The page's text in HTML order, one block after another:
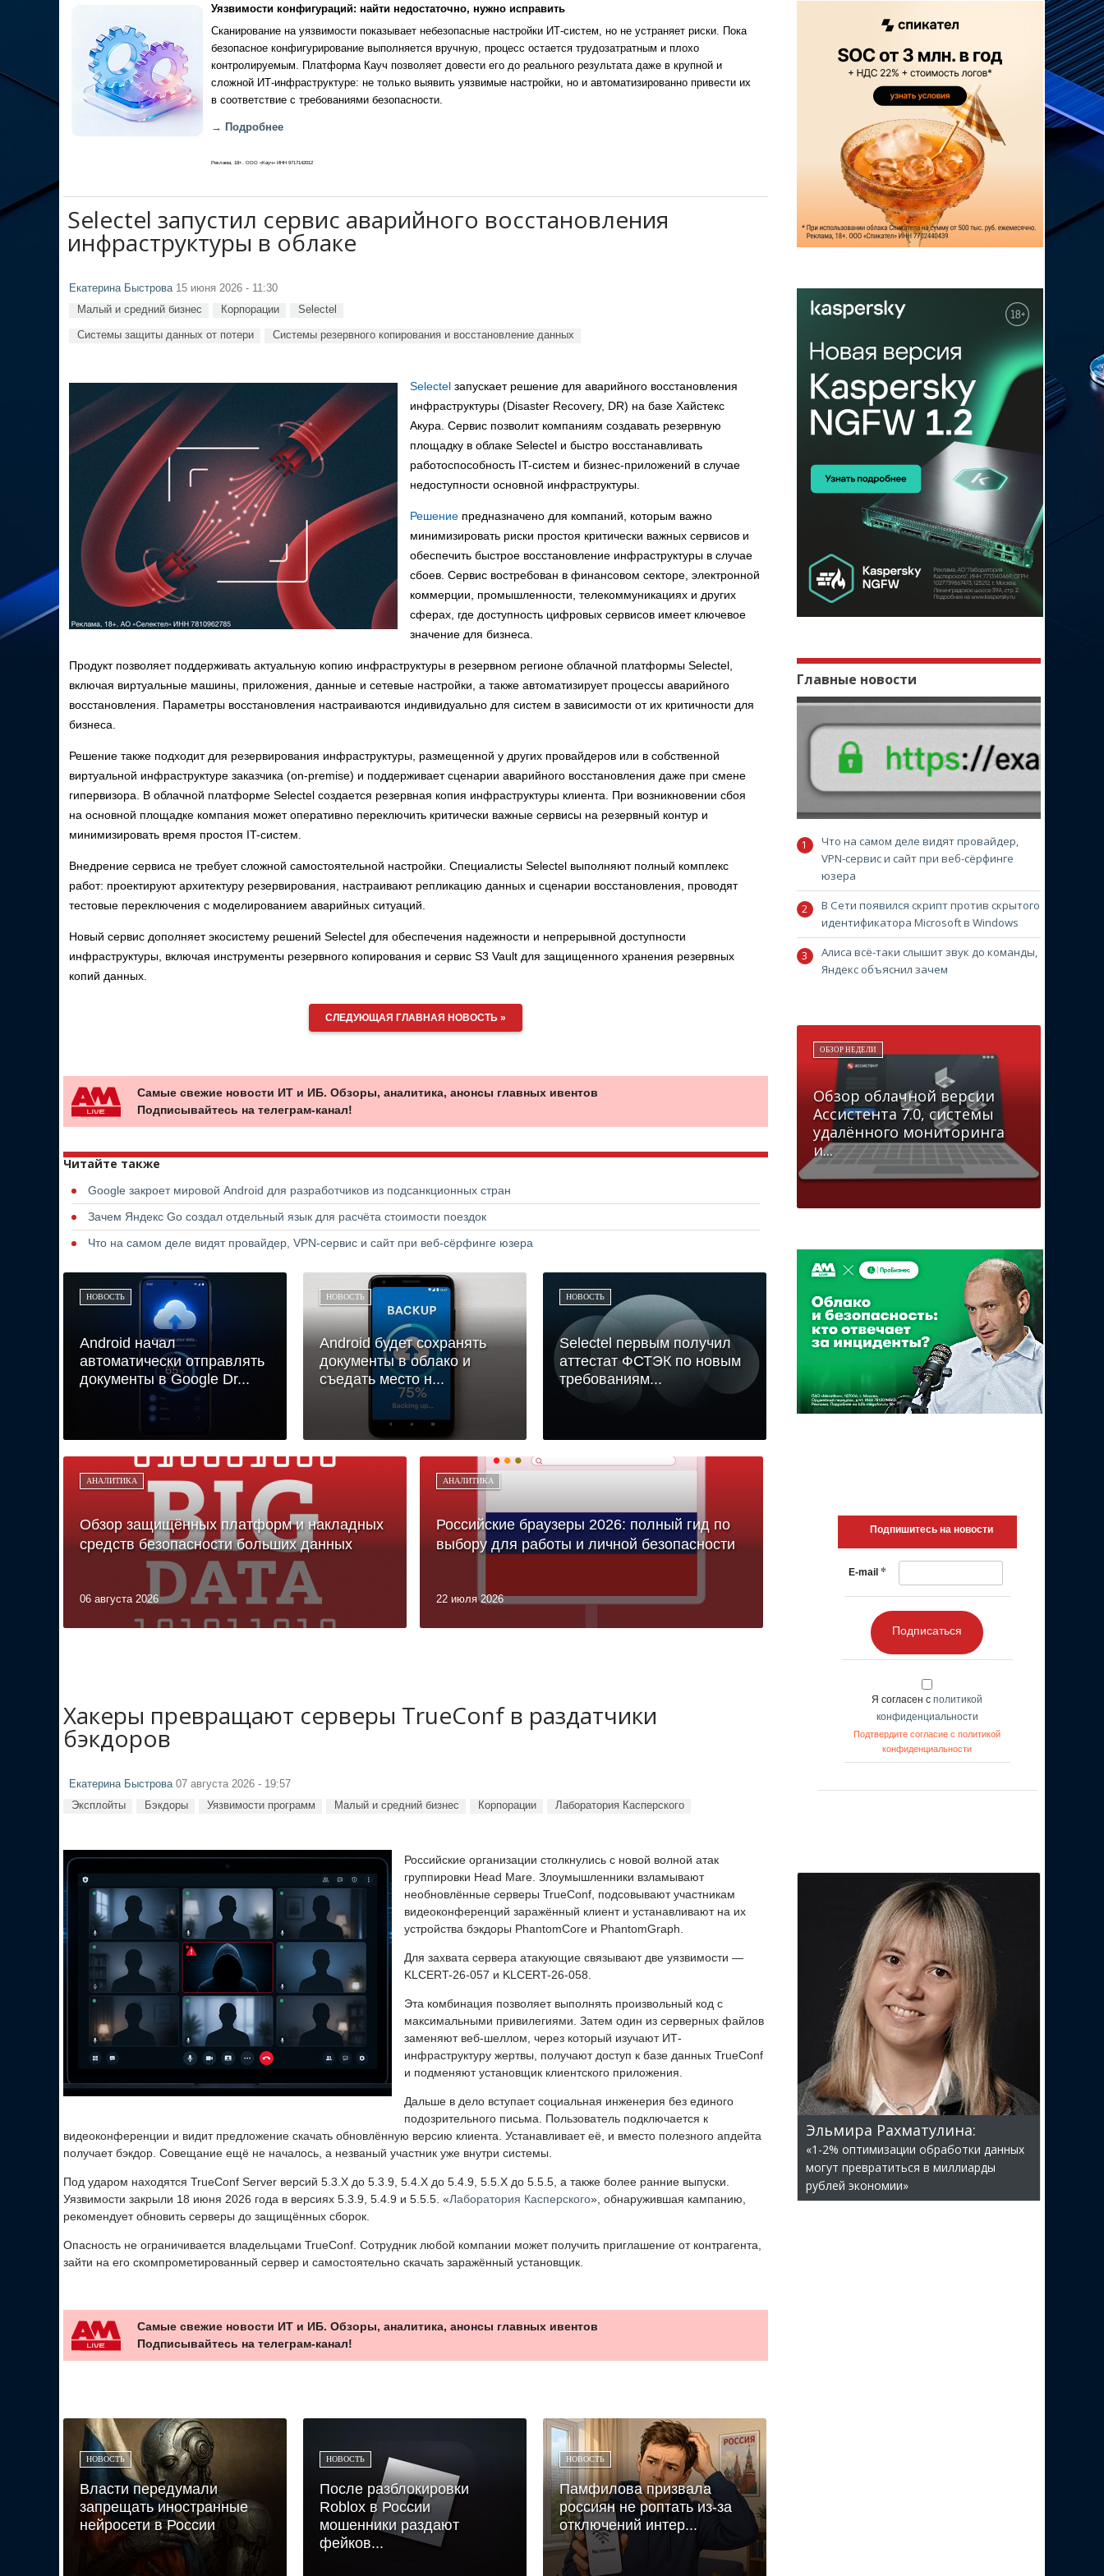
Уязвимости конфигураций: найти недостаточно, нужно исправить
Сканирование на уязвимости показывает небезопасные настройки ИТ-систем, но не устраняет риски. Пока
безопасное конфигурирование выполняется вручную, процесс остается трудозатратным и плохо
контролируемым. Платформа Кауч позволяет довести его до реального результата даже в крупной и
сложной ИТ-инфраструктуре: не только выявить уязвимые настройки, но и автоматизированно привести их
в соответствие с требованиями безопасности.
→ Подробнее
Реклама, 18+. ООО «Кауч» ИНН 9717142012
Selectel запустил сервис аварийного восстановления
инфраструктуры в облаке
Екатерина Быстрова15 июня 2026 - 11:30
Малый и средний бизнес Корпорации Selectel
Системы защиты данных от потери Системы резервного копирования и восстановление данных
Selectel запускает решение для аварийного восстановления
инфраструктуры (Disaster Recovery, DR) на базе Хайстекс
Акура. Сервис позволит компаниям создавать резервную
площадку в облаке Selectel и быстро восстанавливать
работоспособность IT-систем и бизнес-приложений в случае
недоступности основной инфраструктуры.
Решение предназначено для компаний, которым важно
минимизировать риски простоя критически важных сервисов и
обеспечить быстрое восстановление инфраструктуры в случае
сбоев. Сервис востребован в финансовом секторе, электронной
коммерции, промышленности, телекоммуникациях и других
сферах, где доступность цифровых сервисов имеет ключевое
значение для бизнеса.
Продукт позволяет поддерживать актуальную копию инфраструктуры в резервном регионе облачной платформы Selectel,
включая виртуальные машины, приложения, данные и сетевые настройки, а также автоматизирует процессы аварийного
восстановления. Параметры восстановления настраиваются индивидуально для систем в зависимости от их критичности для
бизнеса.
Решение также подходит для резервирования инфраструктуры, размещенной у других провайдеров или в собственной
виртуальной инфраструктуре заказчика (on-premise) и поддерживает сценарии аварийного восстановления даже при смене
гипервизора. В облачной платформе Selectel создается резервная копия инфраструктуры клиента. При возникновении сбоя
на основной площадке компания может оперативно переключить критически важные сервисы на резервный контур и
минимизировать время простоя IT-систем.
Внедрение сервиса не требует сложной самостоятельной настройки. Специалисты Selectel выполняют полный комплекс
работ: проектируют архитектуру резервирования, настраивают репликацию данных и сценарии восстановления, проводят
тестовые переключения с моделированием аварийных ситуаций.
Новый сервис дополняет экосистему решений Selectel для обеспечения надежности и непрерывной доступности
инфраструктуры, включая инструменты резервного копирования и сервис S3 Vault для защищенного хранения резервных
копий данных.
СЛЕДУЮЩАЯ ГЛАВНАЯ НОВОСТЬ »
Самые свежие новости ИТ и ИБ. Обзоры, аналитика, анонсы главных ивентов
Подписывайтесь на телеграм-канал!
Читайте также
Google закроет мировой Android для разработчиков из подсанкционных стран
Зачем Яндекс Go создал отдельный язык для расчёта стоимости поездок
Что на самом деле видят провайдер, VPN-сервис и сайт при веб-сёрфинге юзера
НОВОСТЬ
Android начал
автоматически отправлять
документы в Google Dr...
НОВОСТЬ
Android будет сохранять
документы в облако и
съедать место н...
НОВОСТЬ
Selectel первым получил
аттестат ФСТЭК по новым
требованиям...
АНАЛИТИКА
Обзор защищённых платформ и накладных
средств безопасности больших данных
06 августа 2026
АНАЛИТИКА
Российские браузеры 2026: полный гид по
выбору для работы и личной безопасности
22 июля 2026
Хакеры превращают серверы TrueConf в раздатчики
бэкдоров
Екатерина Быстрова 07 августа 2026 - 19:57
Эксплойты Бэкдоры Уязвимости программ Малый и средний бизнес Корпорации Лаборатория Касперского
Российские организации столкнулись с новой волной атак
группировки Head Mare. Злоумышленники взламывают
необновлённые серверы TrueConf, подсовывают участникам
видеоконференций заражённый клиент и устанавливают на их
устройства бэкдоры PhantomCore и PhantomGraph.
Для захвата сервера атакующие связывают две уязвимости —
KLCERT-26-057 и KLCERT-26-058.
Эта комбинация позволяет выполнять произвольный код с
максимальными привилегиями. Затем один из серверных файлов
заменяют веб-шеллом, через который изучают ИТ-
инфраструктуру жертвы, получают доступ к базе данных TrueConf
и подменяют установщик клиентского приложения.
Дальше в дело вступает социальная инженерия без единого
подозрительного письма. Пользователь подключается к
видеоконференции и видит предложение скачать обновлённую версию клиента. Устанавливает её, и вместо полезного апдейта
получает бэкдор. Совещание ещё не началось, а незваный участник уже внутри системы.
Под ударом находятся TrueConf Server версий 5.3.X до 5.3.9, 5.4.X до 5.4.9, 5.5.X до 5.5.5, а также более ранние выпуски.
Уязвимости закрыли 18 июня 2026 года в версиях 5.3.9, 5.4.9 и 5.5.5. «Лаборатория Касперского», обнаружившая кампанию,
рекомендует обновить серверы до защищённых сборок.
Опасность не ограничивается владельцами TrueConf. Сотрудник любой компании может получить приглашение от контрагента,
зайти на его скомпрометированный сервер и самостоятельно скачать заражённый установщик.
Самые свежие новости ИТ и ИБ. Обзоры, аналитика, анонсы главных ивентов
Подписывайтесь на телеграм-канал!
НОВОСТЬ
Власти передумали
запрещать иностранные
нейросети в России
НОВОСТЬ
После разблокировки
Roblox в России
мошенники раздают
фейков...
НОВОСТЬ
Памфилова призвала
россиян не роптать из-за
отключений интер...
Главные новости
Что на самом деле видят провайдер,
VPN-сервис и сайт при веб-сёрфинге
юзера
В Сети появился скрипт против скрытого
идентификатора Microsoft в Windows
Алиса всё-таки слышит звук до команды,
Яндекс объяснил зачем
ОБЗОР НЕДЕЛИ
Обзор облачной версии
Ассистента 7.0, системы
удалённого мониторинга
и...
Подпишитесь на новости
E-mail *
Подписаться
Я согласен с политикой
конфиденциальности
Подтвердите согласие с политикой
конфиденциальности
Эльмира Рахматулина:
«1-2% оптимизации обработки данных
могут превратиться в миллиарды
рублей экономии»